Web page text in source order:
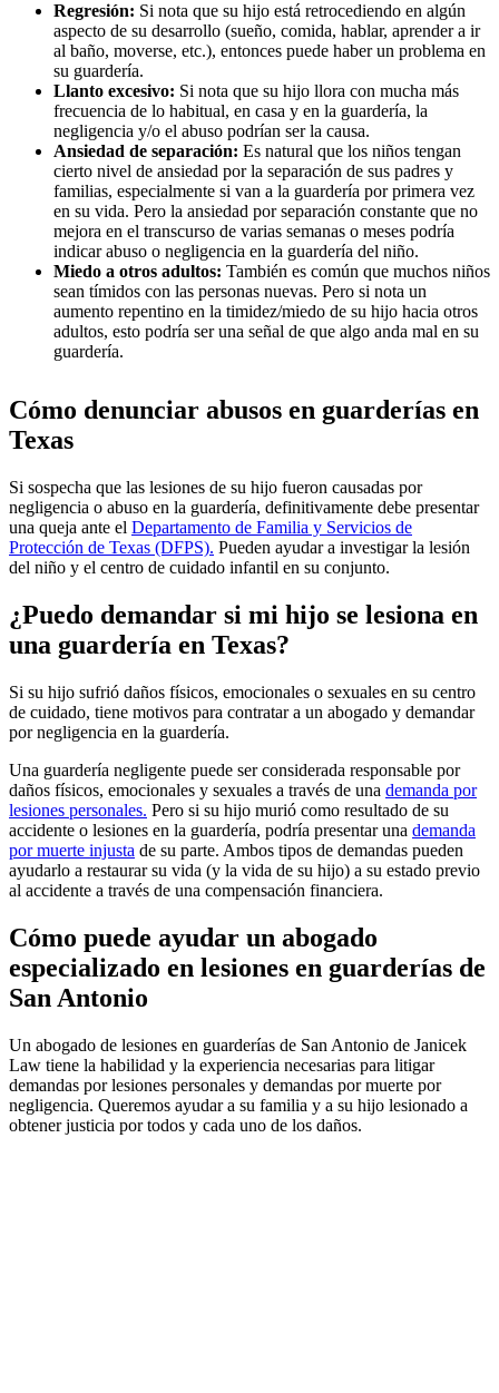
Regresión: Si nota que su hijo está retrocediendo en algún
aspecto de su desarrollo (sueño, comida, hablar, aprender a ir
al baño, moverse, etc.), entonces puede haber un problema en
su guardería.
Llanto excesivo: Si nota que su hijo llora con mucha más
frecuencia de lo habitual, en casa y en la guardería, la
negligencia y/o el abuso podrían ser la causa.
Ansiedad de separación: Es natural que los niños tengan
cierto nivel de ansiedad por la separación de sus padres y
familias, especialmente si van a la guardería por primera vez
en su vida. Pero la ansiedad por separación constante que no
mejora en el transcurso de varias semanas o meses podría
indicar abuso o negligencia en la guardería del niño.
Miedo a otros adultos: También es común que muchos niños
sean tímidos con las personas nuevas. Pero si nota un
aumento repentino en la timidez/miedo de su hijo hacia otros
adultos, esto podría ser una señal de que algo anda mal en su
guardería.
Cómo denunciar abusos en guarderías en
Texas
Si sospecha que las lesiones de su hijo fueron causadas por
negligencia o abuso en la guardería, definitivamente debe presentar
una queja ante el Departamento de Familia y Servicios de
Protección de Texas (DFPS). Pueden ayudar a investigar la lesión
del niño y el centro de cuidado infantil en su conjunto.
¿Puedo demandar si mi hijo se lesiona en
una guardería en Texas?
Si su hijo sufrió daños físicos, emocionales o sexuales en su centro
de cuidado, tiene motivos para contratar a un abogado y demandar
por negligencia en la guardería.
Una guardería negligente puede ser considerada responsable por
daños físicos, emocionales y sexuales a través de una demanda por
lesiones personales. Pero si su hijo murió como resultado de su
accidente o lesiones en la guardería, podría presentar una demanda
por muerte injusta de su parte. Ambos tipos de demandas pueden
ayudarlo a restaurar su vida (y la vida de su hijo) a su estado previo
al accidente a través de una compensación financiera.
Cómo puede ayudar un abogado
especializado en lesiones en guarderías de
San Antonio
Un abogado de lesiones en guarderías de San Antonio de Janicek
Law tiene la habilidad y la experiencia necesarias para litigar
demandas por lesiones personales y demandas por muerte por
negligencia. Queremos ayudar a su familia y a su hijo lesionado a
obtener justicia por todos y cada uno de los daños.